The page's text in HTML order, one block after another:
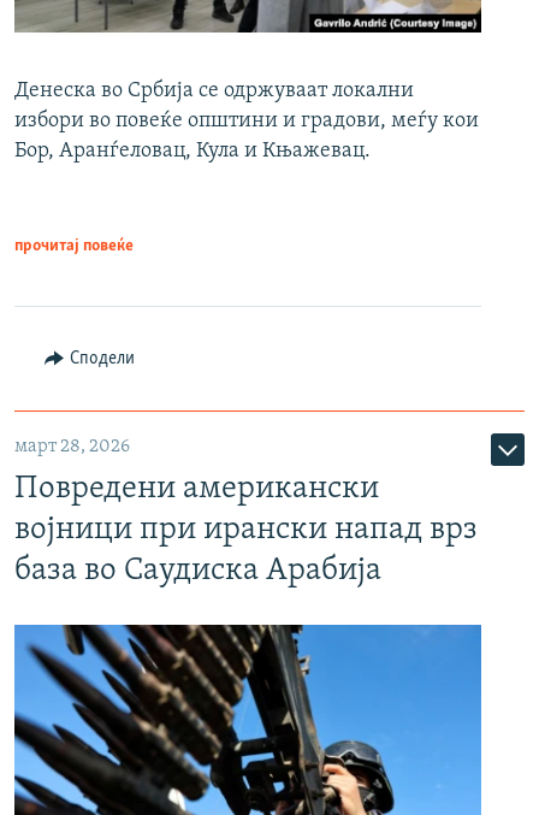
Денеска во Србија се одржуваат локални
избори во повеќе општини и градови, меѓу кои
Бор, Аранѓеловац, Кула и Књажевац.
прочитај повеќе
Сподели
март 28, 2026
Повредени американски
војници при ирански напад врз
база во Саудиска Арабија